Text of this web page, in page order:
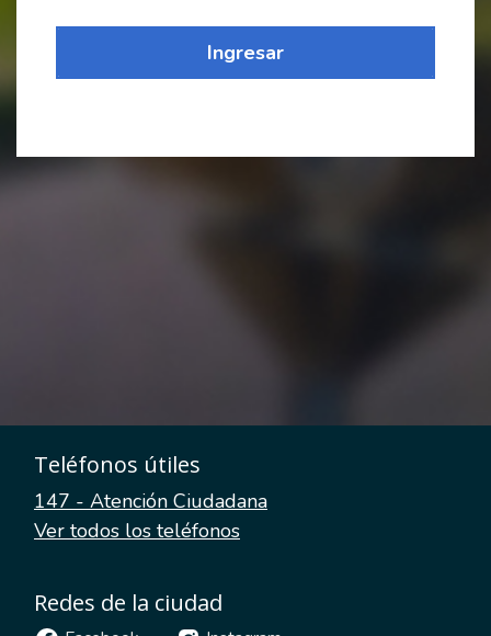
Ingresar
Teléfonos útiles
147 - Atención Ciudadana
Ver todos los teléfonos
Redes de la ciudad